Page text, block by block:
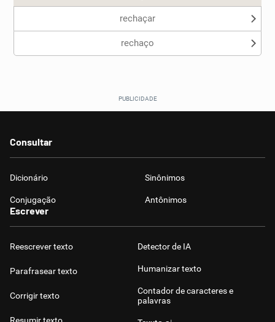
rechaçar
rechaço
Consultar
Dicionário Sinônimos
Conjugação Antônimos
Escrever
Reescrever texto
Parafrasear texto
Corrigir texto
Detector de IA
Humanizar texto
Contador de caracteres e
palavras